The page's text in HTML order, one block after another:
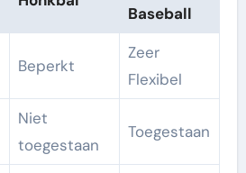
Baseball
Beperkt
Zeer
Flexibel
Niet
toegestaan
Toegestaan